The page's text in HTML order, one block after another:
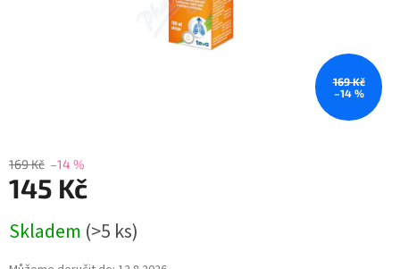
169 Kč
–14 %
169 Kč –14 %
145 Kč
cena:
Skladem (>5 ks)